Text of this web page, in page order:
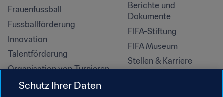
Frauenfussball
Fussballförderung
Innovation
Talentförderung
Organisation von Turnieren
Nachhaltigkeit
Berichte und
Dokumente
FIFA-Stiftung
FIFA Museum
Stellen & Karriere
Schutz Ihrer Daten